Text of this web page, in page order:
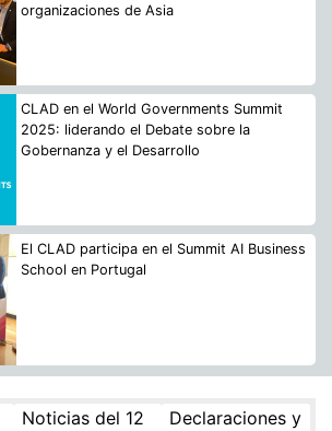
organizaciones de Asia
CLAD en el World Governments Summit
2025: liderando el Debate sobre la
Gobernanza y el Desarrollo
El CLAD participa en el Summit AI Business
School en Portugal
Noticias del 12
Declaraciones y